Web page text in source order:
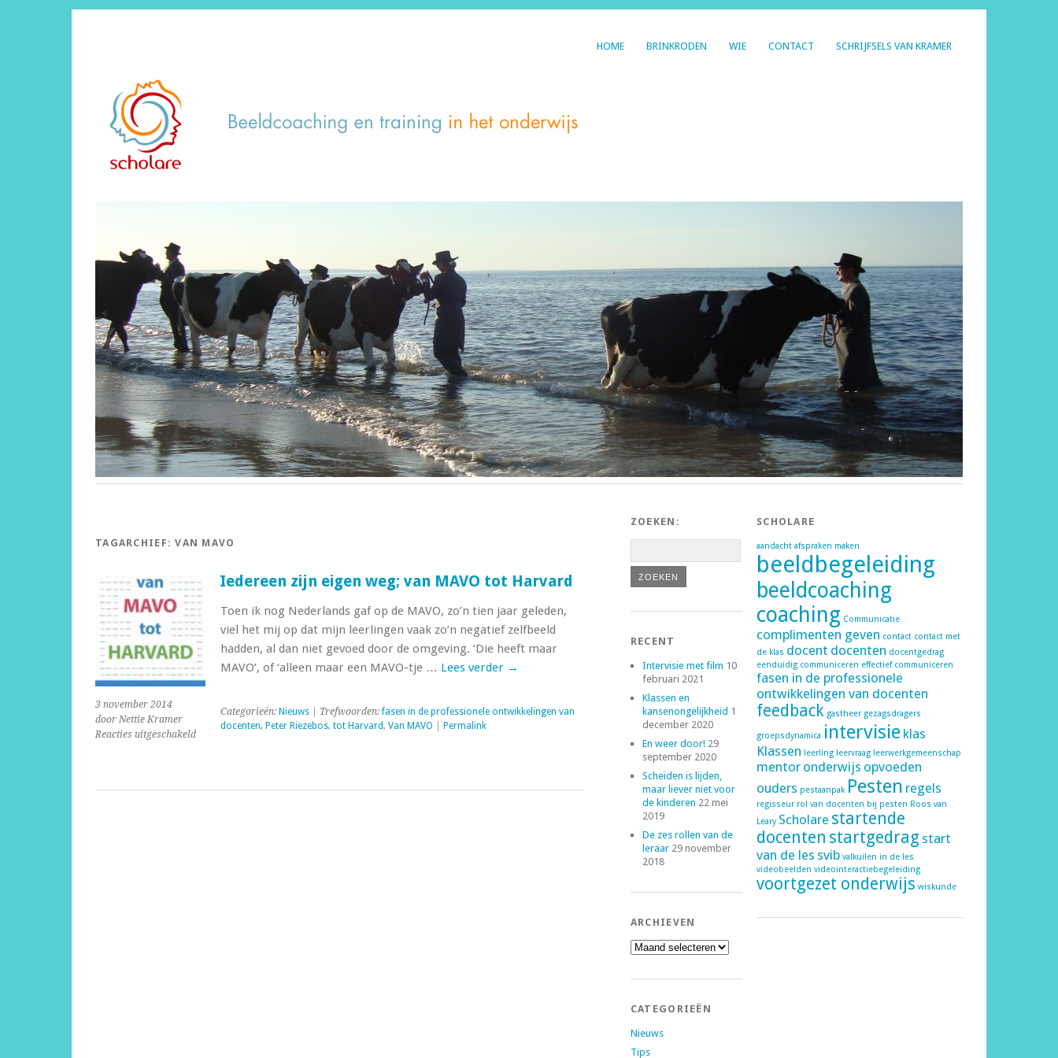
HOME BRINKRODEN WIE CONTACT SCHRIJFSELS VAN KRAMER
TAGARCHIEF:VAN MAVO
3 november 2014
door Nettie Kramer
Reacties uitgeschakeldvoor
weg;
Iedereen zijn eigen weg; van MAVO tot Harvard
Toen ik nog Nederlands gaf op de MAVO, zo’n tien jaar geleden,
viel het mij op dat mijn leerlingen vaak zo’n negatief zelfbeeld
hadden, al dan niet gevoed door de omgeving. ‘Die heeft maar
MAVO’, of ‘alleen maar een MAVO-tje … Lees verder →
Categorieën: Nieuws| Trefwoorden:fasen in de professionele ontwikkelingen van
docenten, Peter Riezebos, tot Harvard, Van MAVO Permalink
ZOEKEN:
RECENT
Intervisie met film 10
februari 2021
Klassen en
kansenongelijkheid 1
december 2020
En weer door! 29
september 2020
Scheiden is lijden,
maar liever niet voor
de kinderen 22 mei
2019
De zes rollen van de
leraar 29 november
2018
ARCHIEVEN
Archieven
CATEGORIEËN
Nieuws
Tips
SCHOLARE
aandacht afspraken maken
beeldbegeleiding
beeldcoaching
coaching Communicatie
complimenten geven contact contact met
de klas docent docenten docentgedrag
eenduidig communiceren effectief communiceren
fasen in de professionele
ontwikkelingen van docenten
feedback gastheer gezagsdragers
groepsdynamica intervisie klas
Klassen leerling leervraag leerwerkgemeenschap
mentor onderwijs opvoeden
ouders pestaanpak Pesten regels
regisseur rol van docenten bij pesten Roos van
Leary Scholare startende
docenten startgedrag start
van de les svib valkuilen in de les
videobeelden videointeractiebegeleiding
voortgezet onderwijs wiskunde